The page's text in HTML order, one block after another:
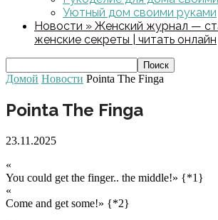
Уютный дом своими руками
Новости » Женский журнал —
женские секреты | читать онлайн
Домой Новости Pointa The Finga
Pointa The Finga
23.11.2025
«
You could get the finger.. the middle!» {*1}
«
Come and get some!» {*2}